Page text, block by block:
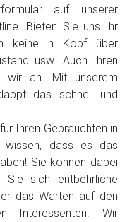
auf unserer
Bieten Sie uns Ihr
keine n Kopf über
usw. Auch Ihren
wir an. Mit unserem
das schnell und
Ihren Gebrauchten in
wissen, dass es das
Sie können dabei
Sie sich entbehrliche
das Warten auf den
Interessenten. Wir